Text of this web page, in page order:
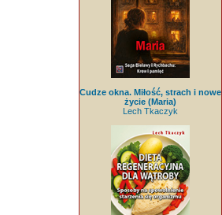
Cudze okna. Miłość, strach i nowe
życie (Maria)
Lech Tkaczyk